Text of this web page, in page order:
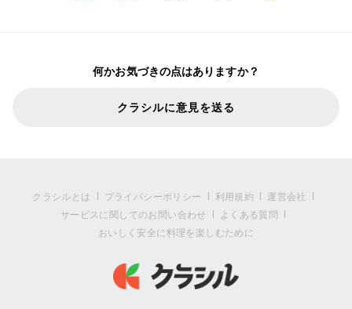
何かお気づきの点はありますか？
クラシルに意見を送る
クラシルとは プライバシーポリシー 利用規約
運営会社
サービスに関してのお問い合わせ
よくある質問
おいしく安全に料理を楽しむために